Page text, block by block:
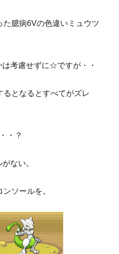
た臆病6Vの色違いミュウツ
考慮せずに☆ですが・・
となるとすべてがズレ
・？
ない。
ソールを。